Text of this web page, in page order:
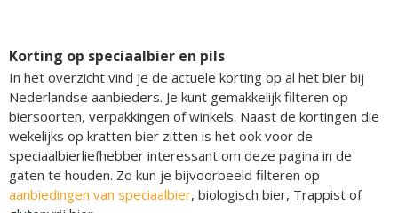
Korting op speciaalbier en pils
In het overzicht vind je de actuele korting op al het bier bij
Nederlandse aanbieders. Je kunt gemakkelijk filteren op
biersoorten, verpakkingen of winkels. Naast de kortingen die
wekelijks op kratten bier zitten is het ook voor de
speciaalbierliefhebber interessant om deze pagina in de
gaten te houden. Zo kun je bijvoorbeeld filteren op
aanbiedingen van speciaalbier, biologisch bier, Trappist of